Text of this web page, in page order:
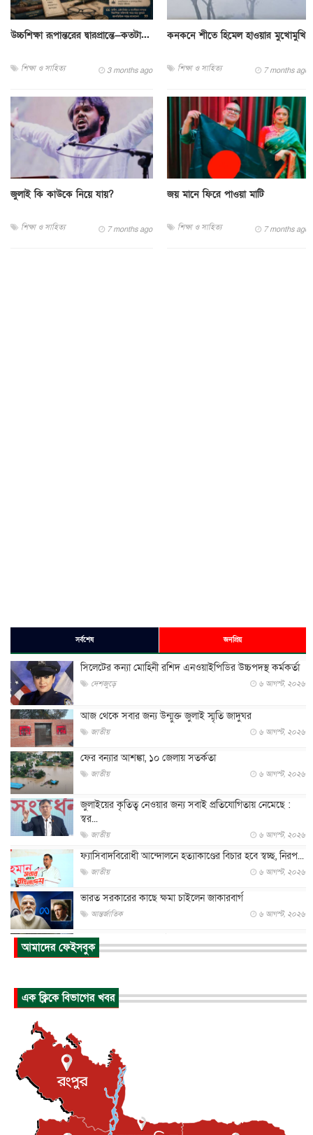
উচ্চশিক্ষা রূপান্তরের দ্বারপ্রান্তে—কতটা...
শিক্ষা ও সাহিত্য 3 months ago
কনকনে শীতে হিমেল হাওয়ার মুখোমুখি
শিক্ষা ও সাহিত্য 7 months ago
জুলাই কি কাউকে নিয়ে যায়?
শিক্ষা ও সাহিত্য 7 months ago
জয় মানে ফিরে পাওয়া মাটি
শিক্ষা ও সাহিত্য 7 months ago
সর্বশেষ জনপ্রিয়
সিলেটের কন্যা মোহিনী রশিদ এনওয়াইপিডির উচ্চপদস্থ কর্মকর্তা
দেশজুড়ে ৬ আগস্ট, ২০২৬
আজ থেকে সবার জন্য উন্মুক্ত জুলাই স্মৃতি জাদুঘর
জাতীয় ৬ আগস্ট, ২০২৬
ফের বন্যার আশঙ্কা, ১০ জেলায় সতর্কতা
জাতীয় ৬ আগস্ট, ২০২৬
জুলাইয়ের কৃতিত্ব নেওয়ার জন্য সবাই প্রতিযোগিতায় নেমেছে :
স্বর...
জাতীয় ৬ আগস্ট, ২০২৬
ফ্যাসিবাদবিরোধী আন্দোলনে হত্যাকাণ্ডের বিচার হবে স্বচ্ছ, নিরপ...
জাতীয় ৬ আগস্ট, ২০২৬
ভারত সরকারের কাছে ক্ষমা চাইলেন জাকারবার্গ
আন্তর্জাতিক ৬ আগস্ট, ২০২৬
আকাশে ট্রাম্পের হেলিকপ্টার ও যাত্রীবাহী বিমান মুখোমুখি, তদন্...
আন্তর্জাতিক
আন্তর্জাতিক ৬ আগস্ট, ২০২৬
টি-টোয়েন্টি ইতিহাসের সর্বোচ্চ রানের মালিক এখন জস বাটলার
বস্তিতে কেটেছে শৈশব, আজ মুম্বাইয়ে দুই বাড়ির মালিক
বিনোদন ৬ আগস্ট, ২০২৬
আমাদের ফেইসবুক
এক ক্লিকে বিভাগের খবর